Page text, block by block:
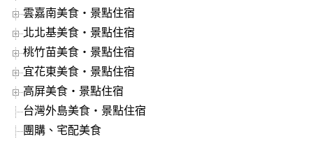
雲嘉南美食‧景點住宿
北北基美食‧景點住宿
桃竹苗美食‧景點住宿
宜花東美食‧景點住宿
高屏美食‧景點住宿
台灣外島美食‧景點住宿
團購、宅配美食